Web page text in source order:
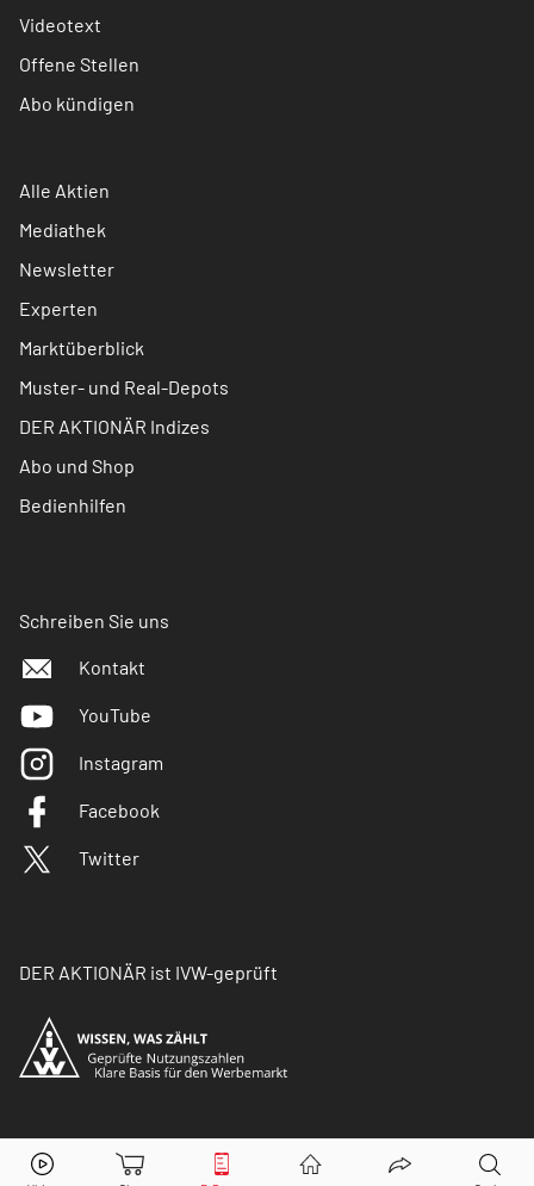
Videotext
Offene Stellen
Abo kündigen
Alle Aktien
Mediathek
Newsletter
Experten
Marktüberblick
Muster- und Real-Depots
DER AKTIONÄR Indizes
Abo und Shop
Bedienhilfen
Schreiben Sie uns
Kontakt
YouTube
Instagram
Facebook
Twitter
DER AKTIONÄR ist IVW-geprüft